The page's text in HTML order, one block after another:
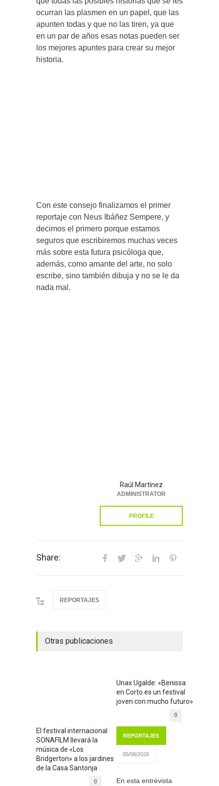
ocurran las plasmen en un papel, que las
apunten todas y que no las tiren, ya que
en un par de años esas notas pueden ser
los mejores apuntes para crear su mejor
historia.
Con este consejo finalizamos el primer
reportaje con Neus Ibáñez Sempere, y
decimos el primero porque estamos
seguros que escribiremos muchas veces
más sobre esta futura psicóloga que,
además, como amante del arte, no solo
escribe, sino también dibuja y no se le da
nada mal.
Raúl Martínez
ADMINISTRATOR
PROFILE
Share:
REPORTAJES
Otras publicaciones
El festival internacional
SONAFILM llevará la
música de «Los
Bridgerton» a los jardines
de la Casa Santonja
0
Unax Ugalde: «Benissa
en Corto es un festival
joven con mucho futuro»
0
REPORTAJES
05/08/2026
En esta entrevista